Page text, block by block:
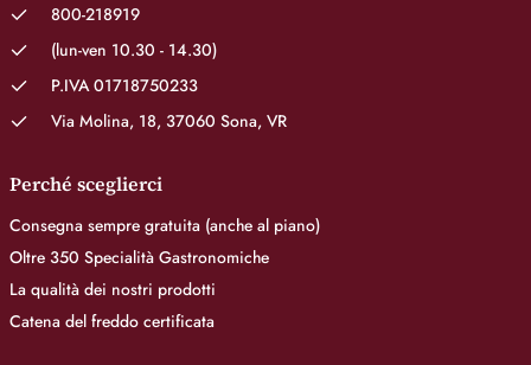
800-218919
(lun-ven 10.30 - 14.30)
P.IVA 01718750233
Via Molina, 18, 37060 Sona, VR
Perché sceglierci
Consegna sempre gratuita (anche al piano)
Oltre 350 Specialità Gastronomiche
La qualità dei nostri prodotti
Catena del freddo certificata